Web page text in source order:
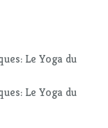
Le Yoga du
Le Yoga du